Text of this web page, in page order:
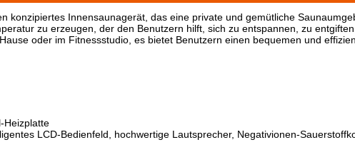
konzipiertes Innensaunagerät, das eine private und gemütliche
zu erzeugen, der den Benutzern hilft, sich zu entspannen, zu
oder im Fitnessstudio, es bietet Benutzern einen bequemen und
Heizplatte
LCD-Bedienfeld, hochwertige Lautsprecher, Negativionen-